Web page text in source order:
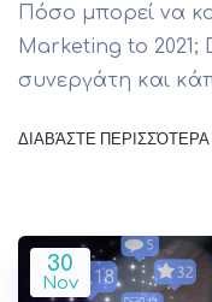
Πόσο μπορεί να
Marketing to 2021;
συνεργάτη και
ΔΙΑΒΆΣΤΕ ΠΕΡΙΣΣΌΤΕΡΑ
30
Nov